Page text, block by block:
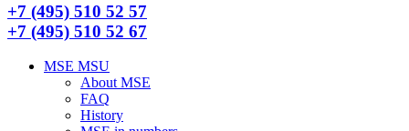
+7 (495) 510 52 57
+7 (495) 510 52 67
MSE MSU
About MSE
FAQ
History